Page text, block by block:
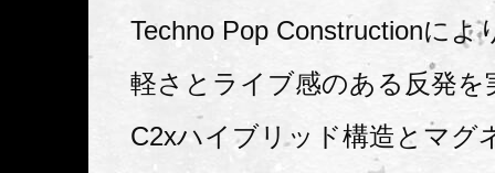
Techno Pop Constructionによ
軽さとライブ感のある反発を
C2xハイブリッド構造とマグ